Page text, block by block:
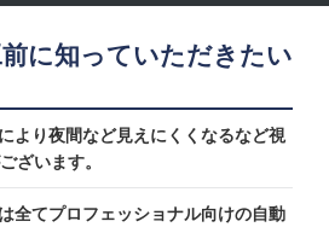
に知っていただきたい
より夜間など見えにくくなるなど視
ざいます。
全てプロフェッショナル向けの自動